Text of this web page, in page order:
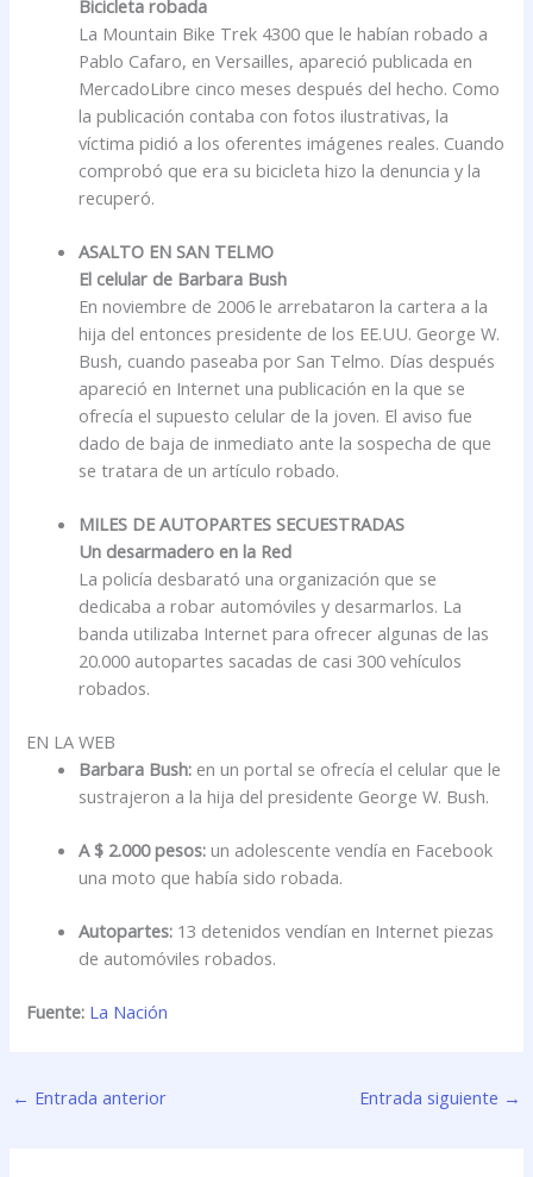
Bicicleta robada
La Mountain Bike Trek 4300 que le habían robado a
Pablo Cafaro, en Versailles, apareció publicada en
MercadoLibre cinco meses después del hecho. Como
la publicación contaba con fotos ilustrativas, la
víctima pidió a los oferentes imágenes reales. Cuando
comprobó que era su bicicleta hizo la denuncia y la
recuperó.
ASALTO EN SAN TELMO
El celular de Barbara Bush
En noviembre de 2006 le arrebataron la cartera a la
hija del entonces presidente de los EE.UU. George W.
Bush, cuando paseaba por San Telmo. Días después
apareció en Internet una publicación en la que se
ofrecía el supuesto celular de la joven. El aviso fue
dado de baja de inmediato ante la sospecha de que
se tratara de un artículo robado.
MILES DE AUTOPARTES SECUESTRADAS
Un desarmadero en la Red
La policía desbarató una organización que se
dedicaba a robar automóviles y desarmarlos. La
banda utilizaba Internet para ofrecer algunas de las
20.000 autopartes sacadas de casi 300 vehículos
robados.
EN LA WEB
Barbara Bush: en un portal se ofrecía el celular que le
sustrajeron a la hija del presidente George W. Bush.
A $ 2.000 pesos:un adolescente vendía en Facebook
una moto que había sido robada.
Autopartes: 13 detenidos vendían en Internet piezas
de automóviles robados.
Fuente: La Nación
← Entrada anterior Entrada siguiente →